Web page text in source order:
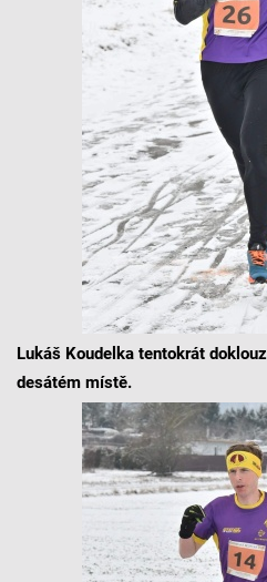
Lukáš Koudelka tentokrát
desátém místě.